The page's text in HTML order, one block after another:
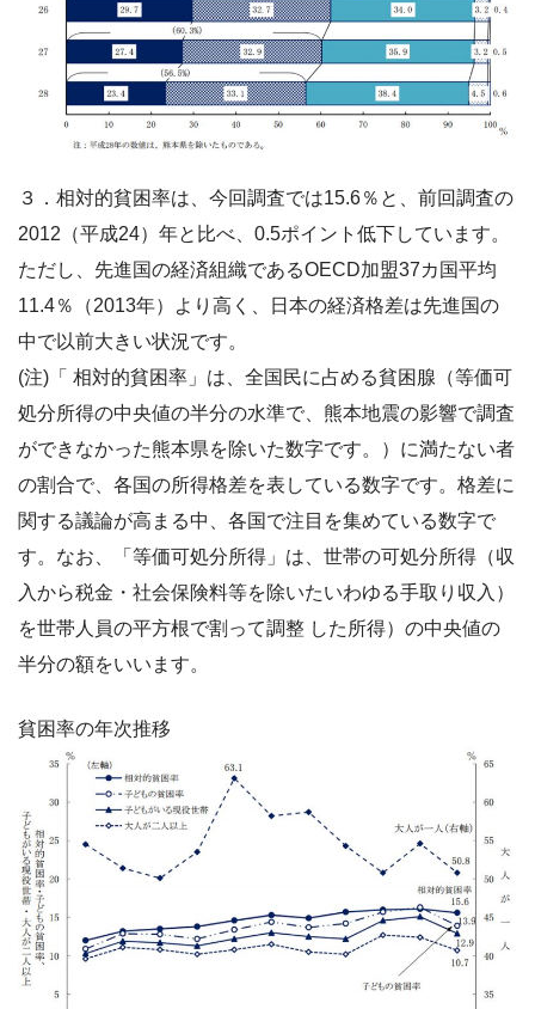
３．相対的貧困率は、今回調査では15.6％と、前回調査の
2012（平成24）年と比べ、0.5ポイント低下しています。
ただし、先進国の経済組織であるOECD加盟37カ国平均
11.4％（2013年）より高く、日本の経済格差は先進国の
中で以前大きい状況です。
(注)「 相対的貧困率」は、全国民に占める貧困腺（等価可
処分所得の中央値の半分の水準で、熊本地震の影響で調査
ができなかった熊本県を除いた数字です。）に満たない者
の割合で、各国の所得格差を表している数字です。格差に
関する議論が高まる中、各国で注目を集めている数字で
す。なお、「等価可処分所得」は、世帯の可処分所得（収
入から税金・社会保険料等を除いたいわゆる手取り収入）
を世帯人員の平方根で割って調整 した所得）の中央値の
半分の額をいいます。
貧困率の年次推移